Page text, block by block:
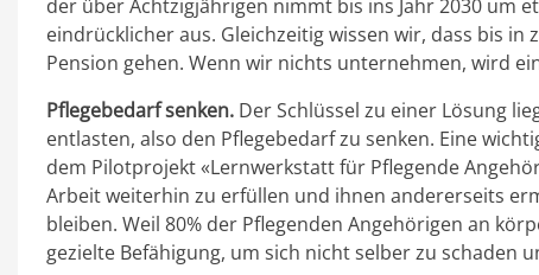
der über Achtzigjährigen nimmt bis ins Jahr 2030 um
eindrücklicher aus. Gleichzeitig wissen wir, dass bis in
Pension gehen. Wenn wir nichts unternehmen, wird
Pflegebedarf senken. Der Schlüssel zu einer Lösung
entlasten, also den Pflegebedarf zu senken. Eine
dem Pilotprojekt «Lernwerkstatt für Pflegende
Arbeit weiterhin zu erfüllen und ihnen andererseits
bleiben. Weil 80% der Pflegenden Angehörigen an
gezielte Befähigung, um sich nicht selber zu schaden